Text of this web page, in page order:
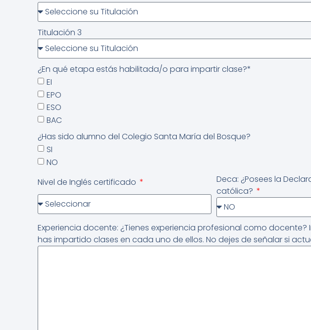
Titulación 3
¿En qué etapa estás habilitada/o para impartir clase?*
EI
EPO
ESO
BAC
¿Has sido alumno del Colegio Santa María del Bosque?
SI
NO
Nivel de Inglés certificado
Deca: ¿Posees la
católica?
Experiencia docente: ¿Tienes experiencia profesional como
has impartido clases en cada uno de ellos. No dejes de señalar si